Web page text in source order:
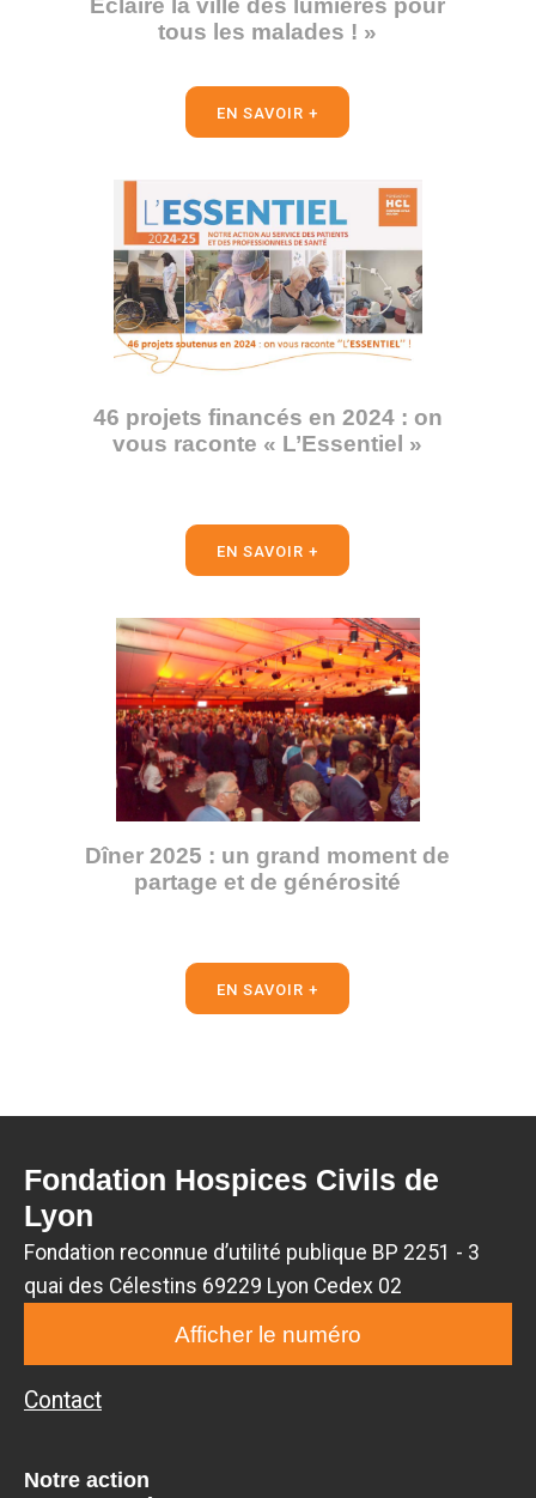
Éclaire la ville des lumières pour
tous les malades ! »
EN SAVOIR +
46 projets financés en 2024 : on
vous raconte « L’Essentiel »
EN SAVOIR +
Dîner 2025 : un grand moment de
partage et de générosité
EN SAVOIR +
Fondation Hospices Civils de
Lyon
Fondation reconnue d’utilité publique BP 2251 - 3
quai des Célestins 69229 Lyon Cedex 02
Afficher le numéro
Contact
Notre action